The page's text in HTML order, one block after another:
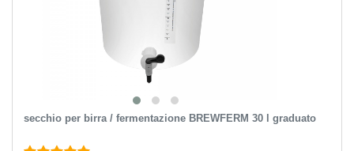
secchio per birra / fermentazione BREWFERM 30 l graduato